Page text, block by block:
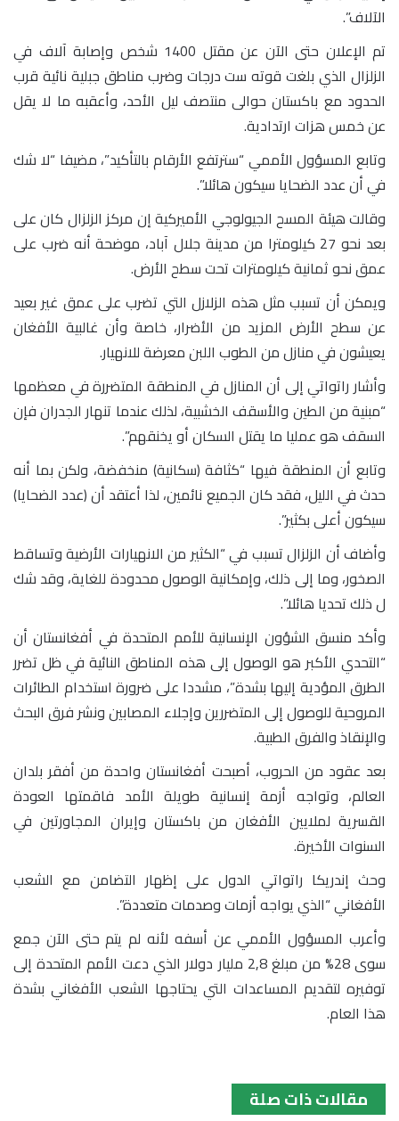
الآلاف”.
تم الإعلان حتى الآن عن مقتل 1400 شخص وإصابة آلاف في
الزلزال الذي بلغت قوته ست درجات وضرب مناطق جبلية نائية قرب
الحدود مع باكستان حوالى منتصف ليل الأحد، وأعقبه ما لا يقل
عن خمس هزات ارتدادية.
وتابع المسؤول الأممي “سترتفع الأرقام بالتأكيد”، مضيفا “لا شك
في أن عدد الضحايا سيكون هائلا”.
وقالت هيئة المسح الجيولوجي الأميركية إن مركز الزلزال كان على
بعد نحو 27 كيلومترا من مدينة جلال آباد، موضحة أنه ضرب على
عمق نحو ثمانية كيلومترات تحت سطح الأرض.
ويمكن أن تسبب مثل هذه الزلازل التي تضرب على عمق غير بعيد
عن سطح الأرض المزيد من الأضرار، خاصة وأن غالبية الأفغان
يعيشون في منازل من الطوب اللبن معرضة للانهيار.
وأشار راتواتي إلى أن المنازل في المنطقة المتضررة في معظمها
“مبنية من الطين والأسقف الخشبية، لذلك عندما تنهار الجدران فإن
السقف هو عمليا ما يقتل السكان أو يخنقهم”.
وتابع أن المنطقة فيها “كثافة (سكانية) منخفضة، ولكن بما أنه
حدث في الليل، فقد كان الجميع نائمين، لذا أعتقد أن (عدد الضحايا)
سيكون أعلى بكثير”.
وأضاف أن الزلزال تسبب في “الكثير من الانهيارات الأرضية وتساقط
الصخور، وما إلى ذلك، وإمكانية الوصول محدودة للغاية، وقد شك
ل ذلك تحديا هائلا”.
وأكد منسق الشؤون الإنسانية للأمم المتحدة في أفغانستان أن
“التحدي الأكبر هو الوصول إلى هذه المناطق النائية في ظل تضرر
الطرق المؤدية إليها بشدة”، مشددا على ضرورة استخدام الطائرات
المروحية للوصول إلى المتضررين وإجلاء المصابين ونشر فرق البحث
والإنقاذ والفرق الطبية.
بعد عقود من الحروب، أصبحت أفغانستان واحدة من أفقر بلدان
العالم، وتواجه أزمة إنسانية طويلة الأمد فاقمتها العودة
القسرية لملايين الأفغان من باكستان وإيران المجاورتين في
السنوات الأخيرة.
وحث إندريكا راتواتي الدول على إظهار التضامن مع الشعب
الأفغاني “الذي يواجه أزمات وصدمات متعددة”.
وأعرب المسؤول الأممي عن أسفه لأنه لم يتم حتى الآن جمع
سوى 28% من مبلغ 2,8 مليار دولار الذي دعت الأمم المتحدة إلى
توفيره لتقديم المساعدات التي يحتاجها الشعب الأفغاني بشدة
هذا العام.
مقالات ذات صلة